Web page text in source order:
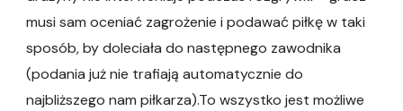
musi sam oceniać zagrożenie i podawać piłkę w taki
sposób, by doleciała do następnego zawodnika
(podania już nie trafiają automatycznie do
najbliższego nam piłkarza).To wszystko jest możliwe